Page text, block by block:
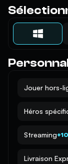
Jouer hors-
Héros
Streaming
Livraison